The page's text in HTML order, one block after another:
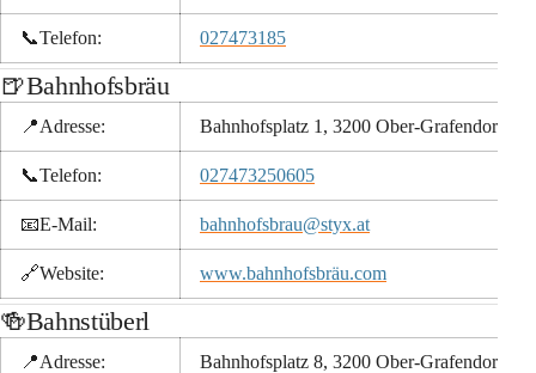
📞Telefon: 027473185
🍺Bahnhofsbräu
📍Adresse: Bahnhofsplatz 1, 3200 Ober-Grafendorf
📞Telefon: 027473250605
📧E-Mail: bahnhofsbrau@styx.at
🔗Website: www.bahnhofsbräu.com
🍻Bahnstüberl
📍Adresse: Bahnhofsplatz 8, 3200 Ober-Grafendorf